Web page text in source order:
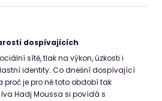
dospívajících
sítě, tlak na výkon, úzkosti i
identity. Co dnešní dospívající
proč je pro ně toto období tak
Hadj Moussa si povídá s